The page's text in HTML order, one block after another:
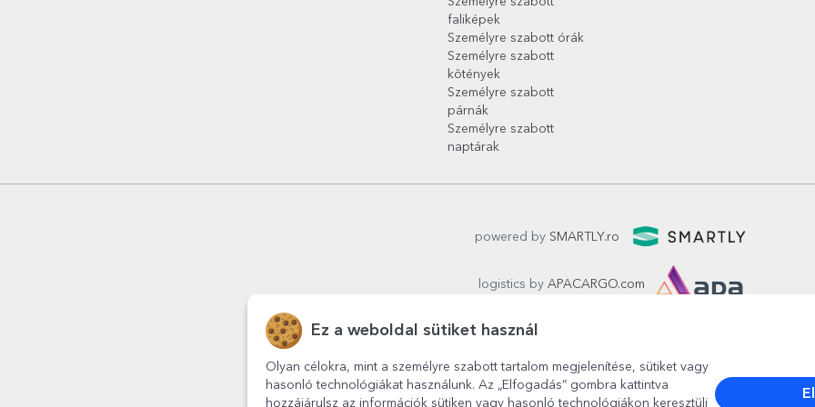
faliképek
Személyre szabott órák
Személyre szabott
kötények
Személyre szabott
párnák
Személyre szabott
naptárak
powered by SMARTLY.ro
logistics byAPACARGO.com
Ez a weboldal sütiket használ
Olyan célokra, mint a személyre szabott tartalom megjelenítése, sütiket vagy
hasonló technológiákat használunk. Az „Elfogadás” gombra kattintva
hozzájárulsz az információk sütiken vagy hasonló technológiákon keresztüli